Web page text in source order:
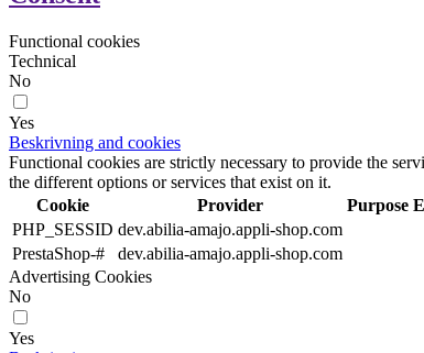
Functional cookies
Technical
No
Yes
Beskrivning and cookies
Functional cookies are strictly necessary to provide the
the different options or services that exist on it.
Cookie
Provider Purpose
PHP_SESSID dev.abilia-amajo.appli-shop.com
PrestaShop-#
dev.abilia-amajo.appli-shop.com
Advertising Cookies
No
Yes